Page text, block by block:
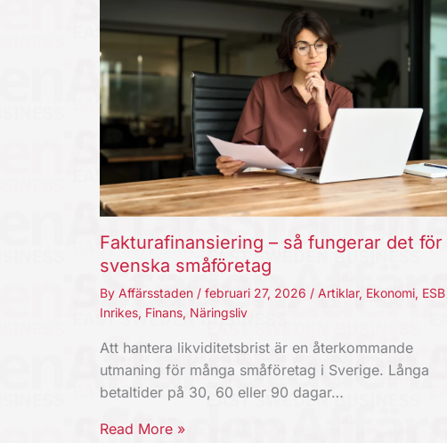
Fakturafinansiering – så fungerar det för
svenska småföretag
By Affärsstaden / februari 27, 2026 / Artiklar, Ekonomi, ESB
Inrikes, Finans, Näringsliv
Att hantera likviditetsbrist är en återkommande
utmaning för många småföretag i Sverige. Långa
betaltider på 30, 60 eller 90 dagar…
Read More »